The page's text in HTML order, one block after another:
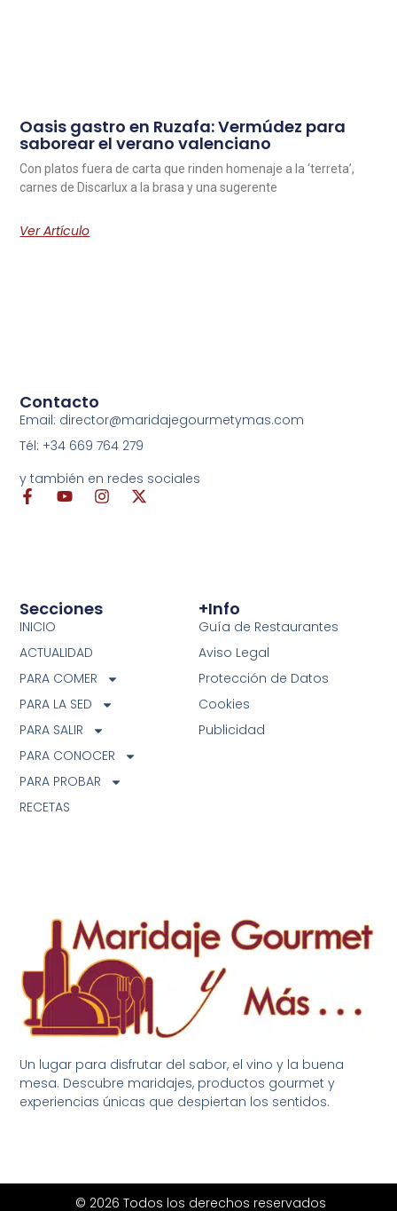
Oasis gastro en Ruzafa: Vermúdez para
saborear el verano valenciano
Con platos fuera de carta que rinden homenaje a la ‘terreta’,
carnes de Discarlux a la brasa y una sugerente
Ver Artículo
Un lugar para disfrutar del sabor, el vino y la buena
mesa. Descubre maridajes, productos gourmet y
experiencias únicas que despiertan los sentidos.
+info
Guía de Restaurantes
Aviso Legal
Protección de Datos
Cookies
Publicidad
Secciones
INICIO
ACTUALIDAD
PARA COMER
PARA LA SED
PARA SALIR
PARA CONOCER
PARA PROBAR
RECETAS
Contacto
Email: director@maridajegourmetymas.com
Tél: +34 669 764 279
y también en redes sociales
© 2026 Todos los derechos reservados